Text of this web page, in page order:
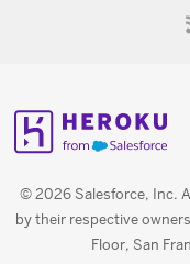
© 2026 Salesforce, Inc.
by their respective
Floor, San